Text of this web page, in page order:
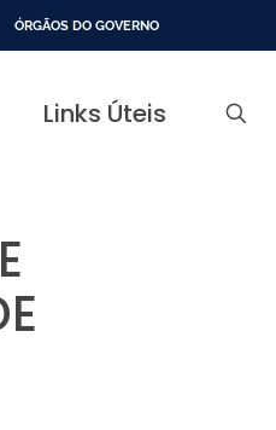
ÓRGÃOS DO GOVERNO
Links Úteis